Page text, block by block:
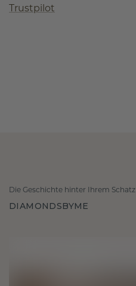
Trustpilot
Die Geschichte hinter Ihrem Schatz
DIAMONDSBYME